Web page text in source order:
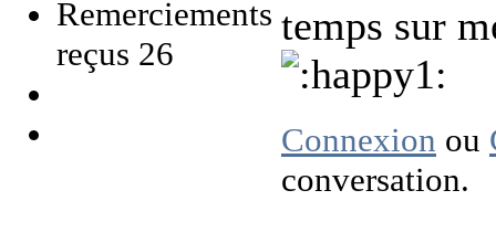
Remerciements
reçus 26
temps sur
Connexion ou
conversation.